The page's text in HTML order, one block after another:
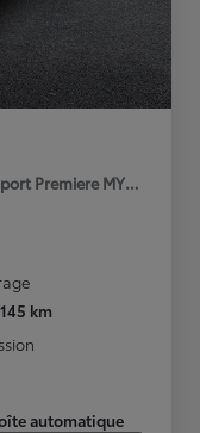
Premiere MY25
km
automatique